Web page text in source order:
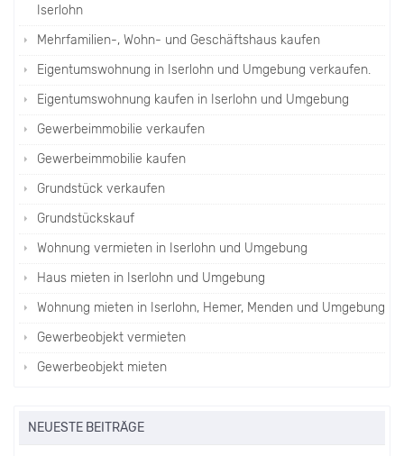
Iserlohn
Mehrfamilien-, Wohn- und Geschäftshaus kaufen
Eigentumswohnung in Iserlohn und Umgebung verkaufen.
Eigentumswohnung kaufen in Iserlohn und Umgebung
Gewerbeimmobilie verkaufen
Gewerbeimmobilie kaufen
Grundstück verkaufen
Grundstückskauf
Wohnung vermieten in Iserlohn und Umgebung
Haus mieten in Iserlohn und Umgebung
Wohnung mieten in Iserlohn, Hemer, Menden und Umgebung
Gewerbeobjekt vermieten
Gewerbeobjekt mieten
NEUESTE BEITRÄGE